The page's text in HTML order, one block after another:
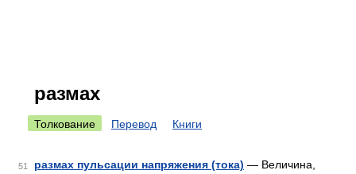
размах
Толкование Перевод Книги
51 размах пульсации напряжения (тока) — Величина,